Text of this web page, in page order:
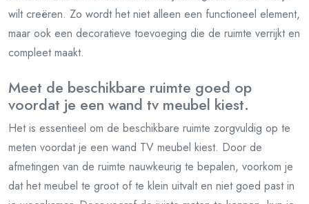
wilt creëren. Zo wordt het niet alleen een functioneel element,
maar ook een decoratieve toevoeging die de ruimte verrijkt en
compleet maakt.
Meet de beschikbare ruimte goed op
voordat je een wand tv meubel kiest.
Het is essentieel om de beschikbare ruimte zorgvuldig op te
meten voordat je een wand TV meubel kiest. Door de
afmetingen van de ruimte nauwkeurig te bepalen, voorkom je
dat het meubel te groot of te klein uitvalt en niet goed past in